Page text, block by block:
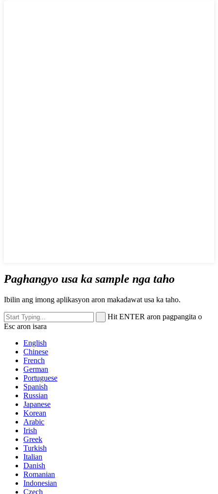
Paghangyo usa ka sample nga taho
Ibilin ang imong aplikasyon aron makadawat usa ka taho.
Hit ENTER aron pagpangita o
Esc aron isara
English
Chinese
French
German
Portuguese
Spanish
Russian
Japanese
Korean
Arabic
Irish
Greek
Turkish
Italian
Danish
Romanian
Indonesian
Czech